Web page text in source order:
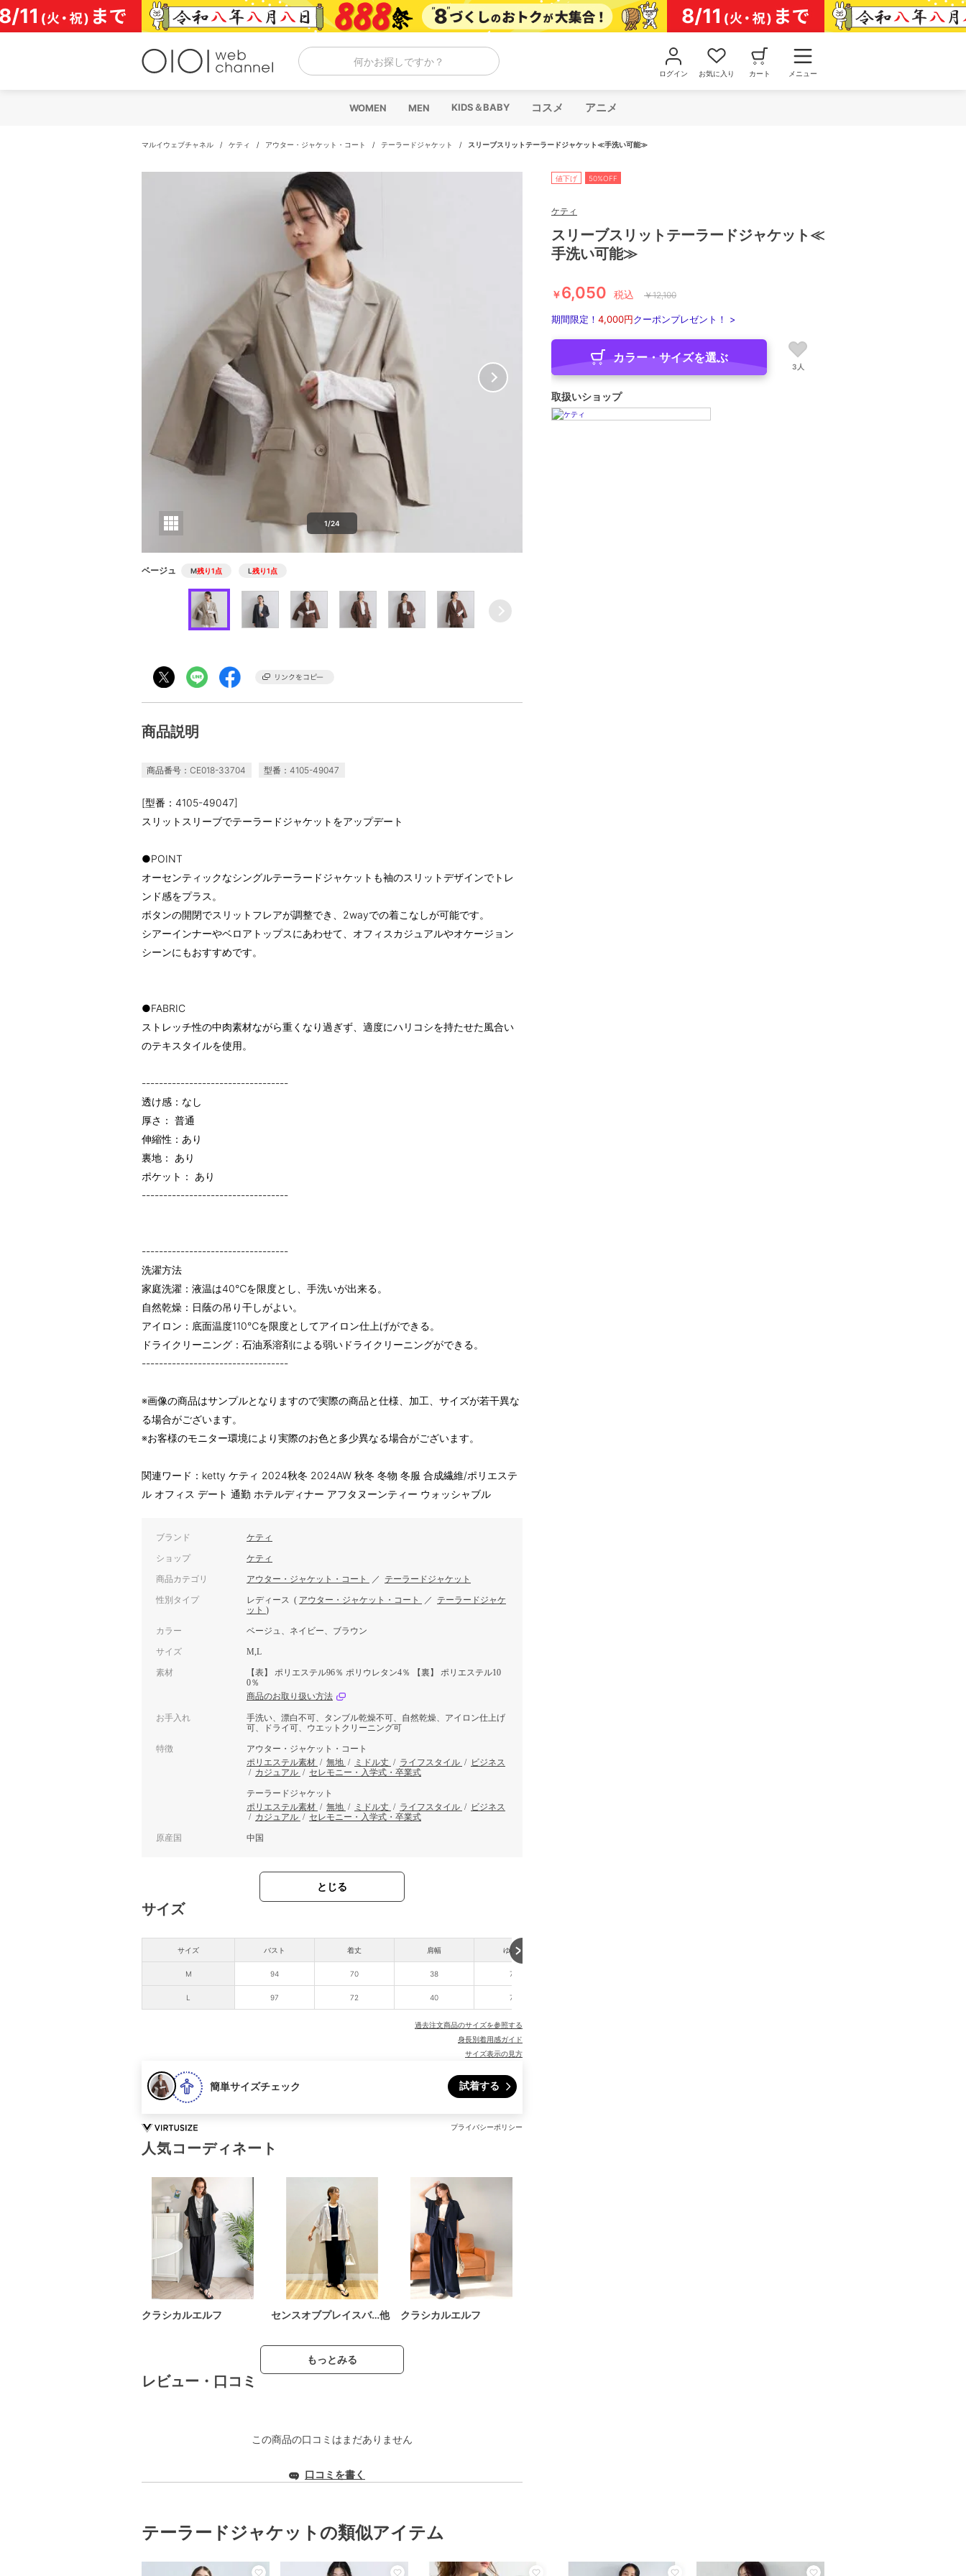
コ
ン
テ
何かお探しですか？
ログイン お気に入り カート メニュー
WOMEN MEN KIDS＆BABY コスメ アニメ
マルイウェブチャネル / ケティ / アウター・ジャケット・コート / テーラードジャケット / スリーブスリットテーラードジャケット≪手洗い可能≫
1/24
ベージュ M残り1点 L 残り1点
商品説明
商品番号：CE018-33704 型番：4105-49047
[型番：4105-49047]
スリットスリーブでテーラードジャケットをアップデート
●POINT
オーセンティックなシングルテーラードジャケットも袖のスリットデザインでトレ
ンド感をプラス。
ボタンの開閉でスリットフレアが調整でき、2wayでの着こなしが可能です。
シアーインナーやベロアトップスにあわせて、オフィスカジュアルやオケージョン
シーンにもおすすめです。
●FABRIC
ストレッチ性の中肉素材ながら重くなり過ぎず、適度にハリコシを持たせた風合い
のテキスタイルを使用。
----------------------------------
透け感：なし
厚さ： 普通
伸縮性：あり
裏地： あり
ポケット： あり
----------------------------------
----------------------------------
洗濯方法
家庭洗濯：液温は40℃を限度とし、手洗いが出来る。
自然乾燥：日蔭の吊り干しがよい。
アイロン：底面温度110℃を限度としてアイロン仕上げができる。
ドライクリーニング：石油系溶剤による弱いドライクリーニングができる。
----------------------------------
※画像の商品はサンプルとなりますので実際の商品と仕様、加工、サイズが若干異な
る場合がございます。
※お客様のモニター環境により実際のお色と多少異なる場合がございます。
関連ワード：ketty ケティ 2024秋冬 2024AW 秋冬 冬物 冬服 合成繊維/ポリエステ
ル オフィス デート 通勤 ホテルディナー アフタヌーンティー ウォッシャブル
ブランド ケティ
ショップ ケティ
商品カテゴリ アウター・ジャケット・コート ／ テーラードジャケット
性別タイプ レディース ( アウター・ジャケット・コート ／ テーラードジャケ
ット )
カラー ベージュ、ネイビー、ブラウン
サイズ M,L
素材
【表】 ポリエステル96％ ポリウレタン4％ 【裏】 ポリエステル10
0％
商品のお取り扱い方法
お手入れ
手洗い、漂白不可、タンブル乾燥不可、自然乾燥、アイロン仕上げ
可、ドライ可、ウエットクリーニング可
特徴
アウター・ジャケット・コート
ポリエステル素材 / 無地 / ミドル丈 / ライフスタイル / ビジネス
/ カジュアル / セレモニー・入学式・卒業式
テーラードジャケット
ポリエステル素材 / 無地 / ミドル丈 / ライフスタイル / ビジネス
/ カジュアル / セレモニー・入学式・卒業式
原産国 中国
とじる
サイズ
サイズ
M
L
バスト 着丈 肩幅 ゆき丈
94 70 38 75
97 72 40 77
過去注文商品のサイズを参照する
身長別着用感ガイド
サイズ表示の見方
簡単サイズチェック 試着する
プライバシーポリシー
人気コーディネート
クラシカルエルフ センスオブプレイスバ…他 クラシカルエルフ
もっとみる
レビュー・口コミ
この商品の口コミはまだありません
口コミを書く
値下げ 50%OFF
ケティ
スリーブスリットテーラードジャケット≪
手洗い可能≫
￥6,050 税込 ￥12,100
期間限定！ 4,000円クーポンプレゼント！ >
カラー・サイズを選ぶ
3人
取扱いショップ
テーラードジャケットの類似アイテム